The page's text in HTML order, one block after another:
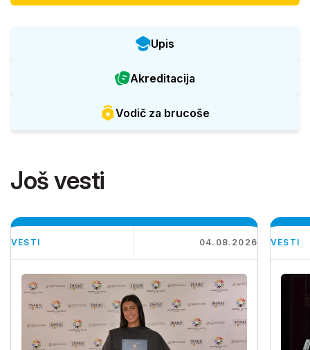
Upis
Akreditacija
Vodič za brucoše
Još vesti
VESTI 04.08.2026 VESTI